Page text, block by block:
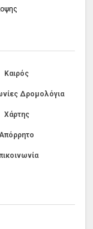
Καιρός
Δρομολόγια
Χάρτης
Απόρρητο